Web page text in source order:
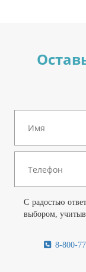
С радостью
выбором,
8-800-